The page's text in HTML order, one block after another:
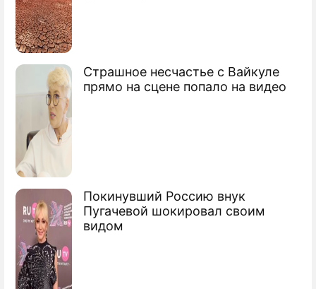
Страшное несчастье с Вайкуле
прямо на сцене попало на видео
Покинувший Россию внук
Пугачевой шокировал своим
видом